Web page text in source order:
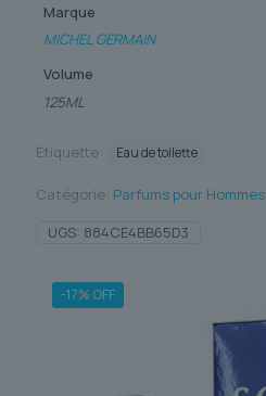
-17% OFF
Marque
MICHEL GERMAIN
Volume
125ML
Étiquette: Eau de toilette
Catégorie: Parfums pour Hommes
UGS: 884CE4BB65D3